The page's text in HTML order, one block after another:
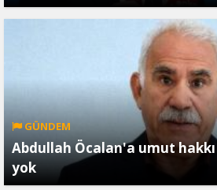
GÜNDEM
Abdullah Öcalan'a umut
yok